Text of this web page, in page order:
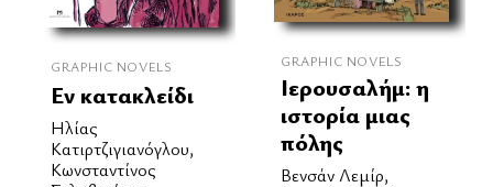
GRAPHIC NOVELS
Εν κατακλείδι
Ηλίας
Κατιρτζιγιανόγλου,
Κωνσταντίνος
GRAPHIC NOVELS
Ιερουσαλήμ: η
ιστορία μιας
πόλης
Βενσάν Λεμίρ,